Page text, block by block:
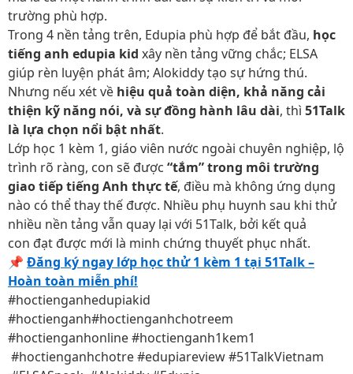
trường phù hợp.
Trong 4 nền tảng trên, Edupia phù hợp để bắt đầu, học
tiếng anh edupia kid xây nền tảng vững chắc; ELSA
giúp rèn luyện phát âm; Alokiddy tạo sự hứng thú.
Nhưng nếu xét về hiệu quả toàn diện, khả năng cải
thiện kỹ năng nói, và sự đồng hành lâu dài, thì 51Talk
là lựa chọn nổi bật nhất.
Lớp học 1 kèm 1, giáo viên nước ngoài chuyên nghiệp, lộ
trình rõ ràng, con sẽ được “tắm” trong môi trường
giao tiếp tiếng Anh thực tế, điều mà không ứng dụng
nào có thể thay thế được. Nhiều phụ huynh sau khi thử
nhiều nền tảng vẫn quay lại với 51Talk, bởi kết quả
con đạt được mới là minh chứng thuyết phục nhất.
📌 Đăng ký ngay lớp học thử 1 kèm 1 tại 51Talk –
Hoàn toàn miễn phí!
#hoctienganhedupiakid
#hoctienganh#hoctienganhchotreem
#hoctienganhonline #hoctienganh1kem1
#hoctienganhchotre #edupiareview #51TalkVietnam